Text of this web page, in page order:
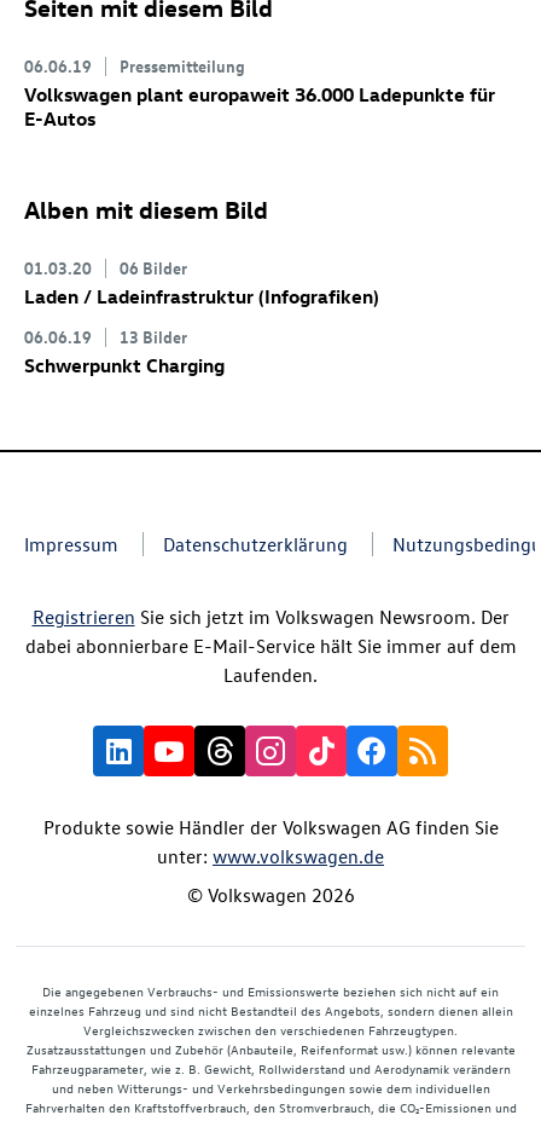
Seiten mit diesem Bild
06.06.19 Pressemitteilung
Volkswagen plant europaweit 36.000 Ladepunkte für
E-Autos
Alben mit diesem Bild
01.03.20 06 Bilder
Laden / Ladeinfrastruktur (Infografiken)
06.06.19 13 Bilder
Schwerpunkt Charging
Impressum Datenschutzerklärung
Registrieren Sie sich jetzt im Volkswagen Newsroom. Der
dabei abonnierbare E-Mail-Service hält Sie immer auf dem
Laufenden.
Produkte sowie Händler der Volkswagen AG finden Sie
unter: www.volkswagen.de
© Volkswagen 2026
Die angegebenen Verbrauchs- und Emissionswerte beziehen sich nicht auf ein
einzelnes Fahrzeug und sind nicht Bestandteil des Angebots, sondern dienen allein
Vergleichszwecken zwischen den verschiedenen Fahrzeugtypen.
Zusatzausstattungen und Zubehör (Anbauteile, Reifenformat usw.) können relevante
Fahrzeugparameter, wie z. B. Gewicht, Rollwiderstand und Aerodynamik verändern
und neben Witterungs- und Verkehrsbedingungen sowie dem individuellen
Fahrverhalten den Kraftstoffverbrauch, den Stromverbrauch, die CO₂-Emissionen und